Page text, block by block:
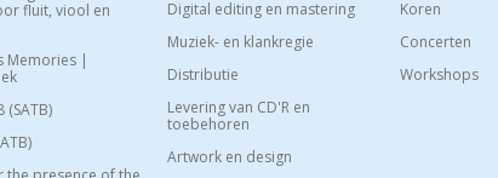
fluit, viool en
Memories |
(SATB)
Digital editing en mastering
Muziek- en klankregie
Distributie
Levering van CD'R en
toebehoren
Artwork en design
Koren
Concerten
Workshops